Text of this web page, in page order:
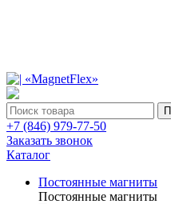
+7 (846) 979-77-50
Заказать звонок
Каталог
Постоянные магниты
Постоянные магниты